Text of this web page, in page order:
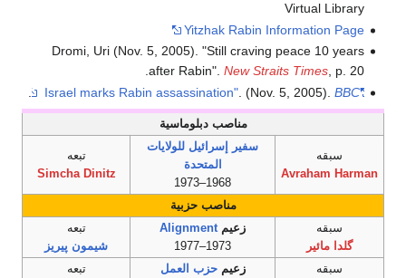
Virtual Library
Yitzhak Rabin Information Page
Dromi, Uri (Nov. 5, 2005). "Still craving peace 10 years
after Rabin". New Straits Times, p. 20.
"Israel marks Rabin assassination"
. (Nov. 5, 2005). BBC
مناصب دبلوماسية
سبقه
Avraham Harman
سفير إسرائيل للولايات
المتحدة
1968–1973
تبعه
Simcha Dinitz
مناصب حزبية
سبقه
گلدا مائير
زعيم Alignment
1973–1977
تبعه
شيمون پيريز
سبقه
زعيمحزب العمل
تبعه